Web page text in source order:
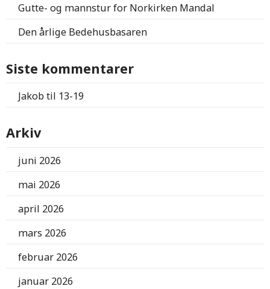
Gutte- og mannstur for Norkirken Mandal
Den årlige Bedehusbasaren
Siste kommentarer
Jakobtil 13-19
Arkiv
juni 2026
mai 2026
april 2026
mars 2026
februar 2026
januar 2026